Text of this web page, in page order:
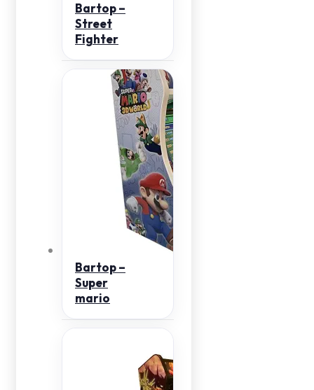
Bartop –
Street
Fighter
Bartop –
Super
mario